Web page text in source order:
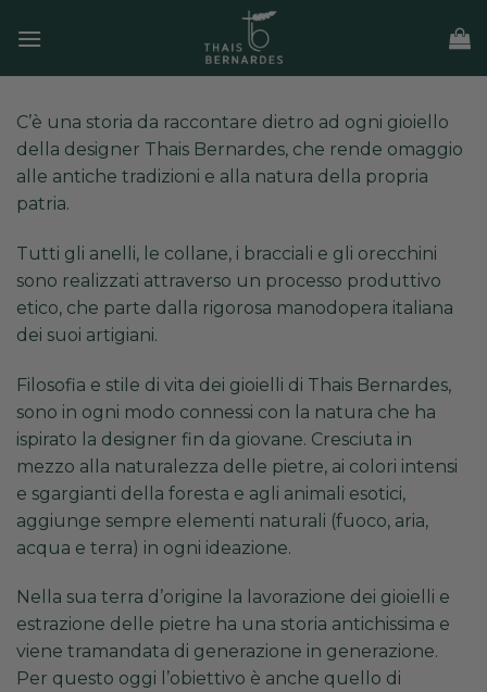
C’è una storia da raccontare dietro ad ogni gioiello
della designer Thais Bernardes, che rende omaggio
alle antiche tradizioni e alla natura della propria
patria.
Tutti gli anelli, le collane, i bracciali e gli orecchini
sono realizzati attraverso un processo produttivo
etico, che parte dalla rigorosa manodopera italiana
dei suoi artigiani.
Filosofia e stile di vita dei gioielli di Thais Bernardes,
sono in ogni modo connessi con la natura che ha
ispirato la designer fin da giovane. Cresciuta in
mezzo alla naturalezza delle pietre, ai colori intensi
e sgargianti della foresta e agli animali esotici,
aggiunge sempre elementi naturali (fuoco, aria,
acqua e terra) in ogni ideazione.
Nella sua terra d’origine la lavorazione dei gioielli e
estrazione delle pietre ha una storia antichissima e
viene tramandata di generazione in generazione.
Per questo oggi l’obiettivo è anche quello di